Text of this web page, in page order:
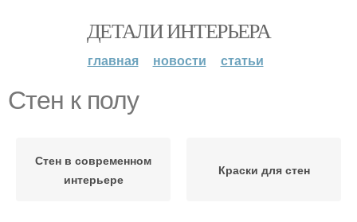
ДЕТАЛИ ИНТЕРЬЕРА
главная новости статьи
Стен к полу
Стен в современном
интерьере
Краски для стен